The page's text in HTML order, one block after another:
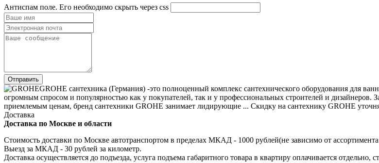
Антиспам поле. Его необходимо скрыть через css
GROHE сантехника (Германия) -это полноценный комплекс сантехнического оборудования для
огромным спросом и популярностью как у покупателей, так и у профессиональных строителей и дизайнеров.
приемлемым ценам, бренд сантехники GROHE занимает лидирующие ... Скидку на сантехнику GROHE
Доставка
Доставка по Москве и области
Стоимость доставки по Москве автотранспортом в пределах МКАД - 1000 рублей(не зависимо от ассортимента
Выезд за МКАД - 30 рублей за километр.
Доставка осуществляется до подъезда, услуга подъема габаритного товара в квартиру оплачивается отдельно,